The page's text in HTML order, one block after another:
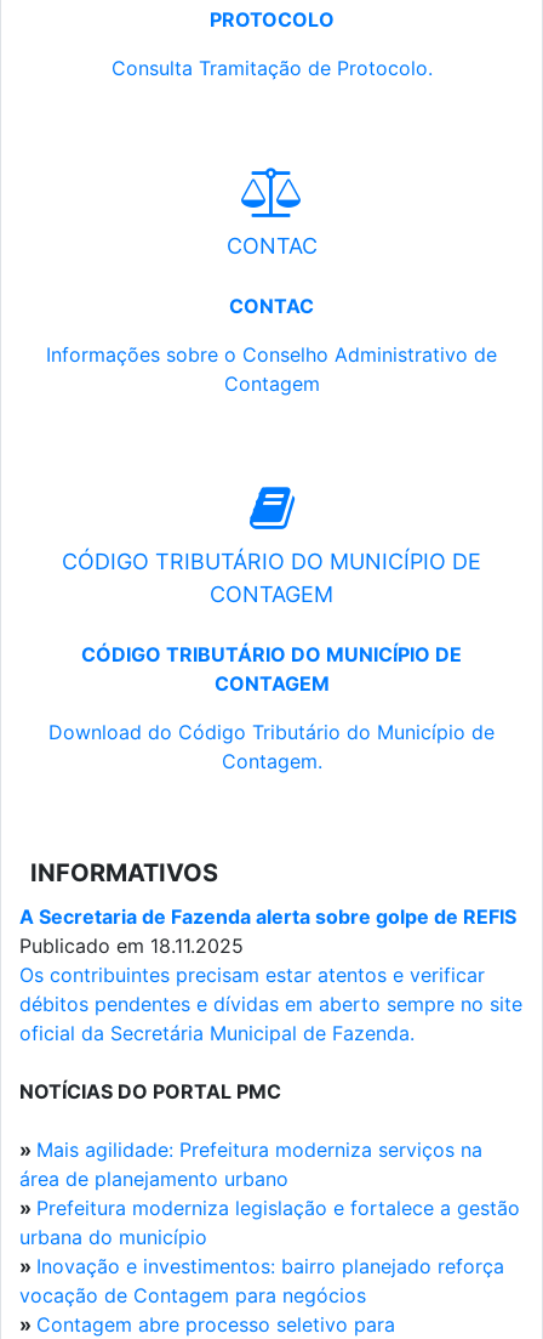
PROTOCOLO
Consulta Tramitação de Protocolo.
CONTAC
CONTAC
Informações sobre o Conselho Administrativo de
Contagem
CÓDIGO TRIBUTÁRIO DO MUNICÍPIO DE
CONTAGEM
CÓDIGO TRIBUTÁRIO DO MUNICÍPIO DE
CONTAGEM
Download do Código Tributário do Município de
Contagem.
INFORMATIVOS
A Secretaria de Fazenda alerta sobre golpe de REFIS
Publicado em 18.11.2025
Os contribuintes precisam estar atentos e verificar
débitos pendentes e dívidas em aberto sempre no site
oficial da Secretária Municipal de Fazenda.
NOTÍCIAS DO PORTAL PMC
» Mais agilidade: Prefeitura moderniza serviços na
área de planejamento urbano
» Prefeitura moderniza legislação e fortalece a gestão
urbana do município
» Inovação e investimentos: bairro planejado reforça
vocação de Contagem para negócios
» Contagem abre processo seletivo para